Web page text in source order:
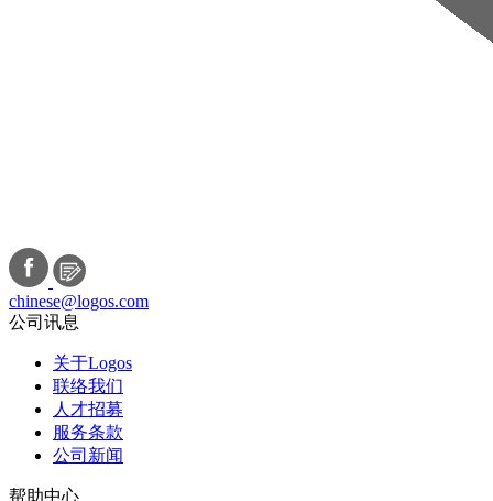
chinese@logos.com
公司讯息
关于Logos
联络我们
人才招募
服务条款
公司新闻
帮助中心